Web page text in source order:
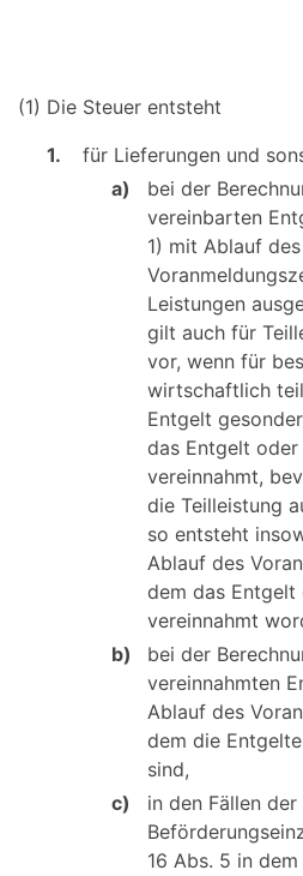
(1) Die Steuer entsteht
1.
für Lieferungen und
a)
bei der
vereinbarten
1) mit Ablauf des
Leistungen
gilt auch für
vor, wenn für
wirtschaftlich
Entgelt
das Entgelt
vereinnahmt,
die Teilleistung
so entsteht
Ablauf des
dem das Entgelt
vereinnahmt
b)
bei der
vereinnahmten
Ablauf des
dem die
sind,
c)
in den Fällen der
16 Abs. 5 in